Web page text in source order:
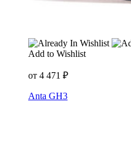
Add to Wishlist
от 4 471 ₽
Anta GH3